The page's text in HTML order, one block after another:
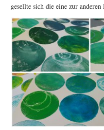
gesellte sich die eine zur